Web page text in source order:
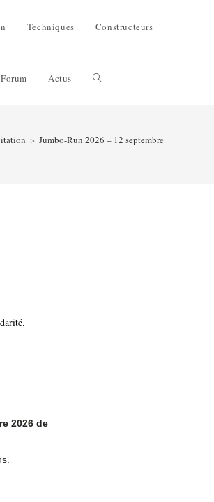
Techniques Constructeurs
Forum Actus
> Jumbo-Run 2026 – 12 septembre
2026 de